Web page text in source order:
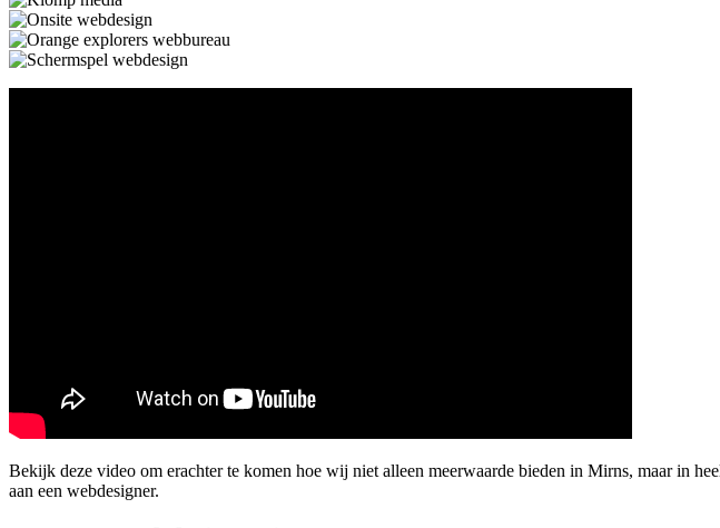
Bekijk deze video om erachter te komen hoe wij niet alleen meerwaarde bieden in Mirns, maar in
aan een webdesigner.